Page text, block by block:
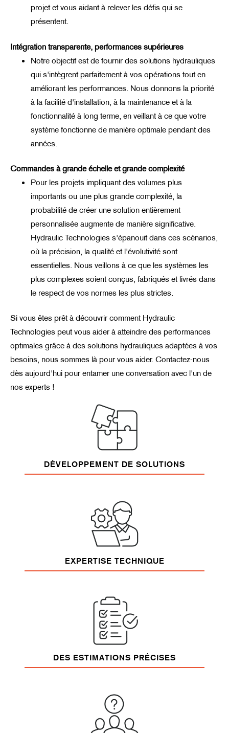
projet et vous aidant à relever les défis qui se
présentent.
Intégration transparente, performances supérieures
Notre objectif est de fournir des solutions hydrauliques
qui s'intègrent parfaitement à vos opérations tout en
améliorant les performances. Nous donnons la priorité
à la facilité d'installation, à la maintenance et à la
fonctionnalité à long terme, en veillant à ce que votre
système fonctionne de manière optimale pendant des
années.
Commandes à grande échelle et grande complexité
Pour les projets impliquant des volumes plus
importants ou une plus grande complexité, la
probabilité de créer une solution entièrement
personnalisée augmente de manière significative.
Hydraulic Technologies s'épanouit dans ces scénarios,
où la précision, la qualité et l'évolutivité sont
essentielles. Nous veillons à ce que les systèmes les
plus complexes soient conçus, fabriqués et livrés dans
le respect de vos normes les plus strictes.
Si vous êtes prêt à découvrir comment Hydraulic
Technologies peut vous aider à atteindre des performances
optimales grâce à des solutions hydrauliques adaptées à vos
besoins, nous sommes là pour vous aider. Contactez-nous
dès aujourd'hui pour entamer une conversation avec l'un de
nos experts !
DÉVELOPPEMENT DE SOLUTIONS
EXPERTISE TECHNIQUE
DES ESTIMATIONS PRÉCISES